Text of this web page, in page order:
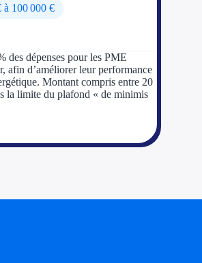
Simulateur d'éligibilité
Trouvez des idées de
Régions de A à H
à 100 000 €
des dépenses pour les PME
afin d’améliorer leur performance
Montant compris entre 20
la limite du plafond « de minimis